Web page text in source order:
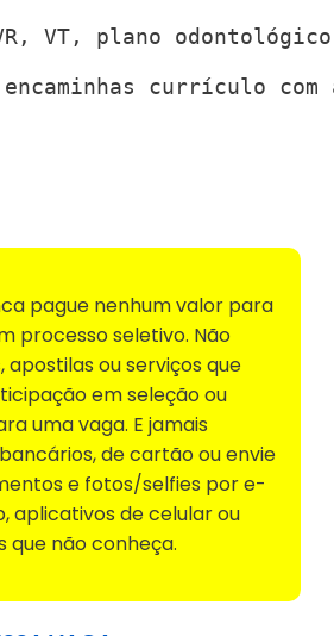
VT, plano
currículo
pague nenhum valor para
processo seletivo. Não
ou serviços que
em seleção ou
uma vaga. E jamais
de cartão ou envie
e fotos/selfies por e-
aplicativos de celular ou
que não conheça.